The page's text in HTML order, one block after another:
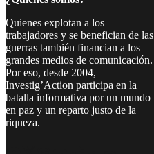
Quienes explotan a los
trabajadores y se benefician de las
guerras también financian a los
grandes medios de comunicación.
Por eso, desde 2004,
Investig’Action participa en la
batalla informativa por un mundo
en paz y un reparto justo de la
riqueza.